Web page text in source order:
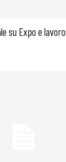
su Expo e lavoro